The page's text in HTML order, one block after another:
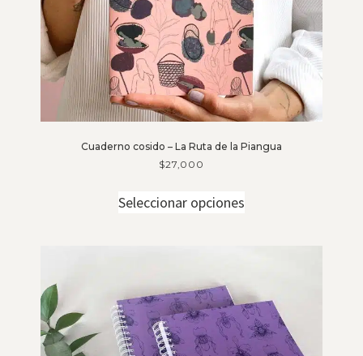
Cuaderno cosido – La Ruta de la Piangua
$27,000
Seleccionar opciones